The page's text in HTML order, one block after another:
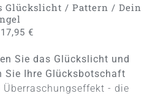
Glückslicht / Pattern / Dein
17,95€
Sie das Glückslicht und
Sie Ihre Glücksbotschaft
Überraschungseffekt - die